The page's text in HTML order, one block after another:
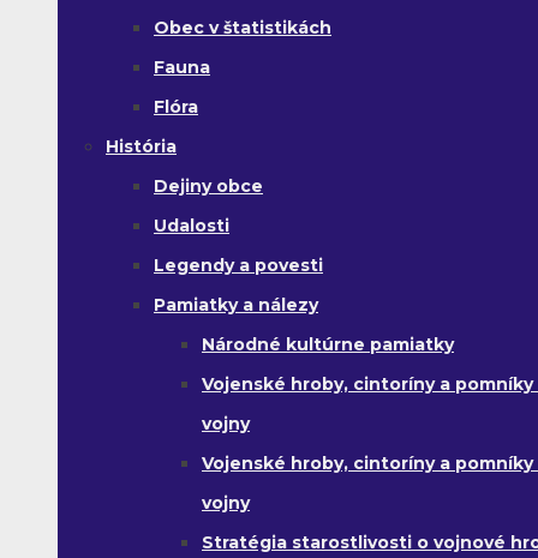
Obec v štatistikách
Fauna
Flóra
História
Dejiny obce
Udalosti
Legendy a povesti
Pamiatky a nálezy
Národné kultúrne pamiatky
Vojenské hroby, cintoríny a pomníky
vojny
Vojenské hroby, cintoríny a pomníky
vojny
Stratégia starostlivosti o vojnové